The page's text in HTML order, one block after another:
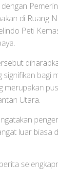
di Ruang
Peti
signifikan bagi
merupakan
Utara.
luar biasa